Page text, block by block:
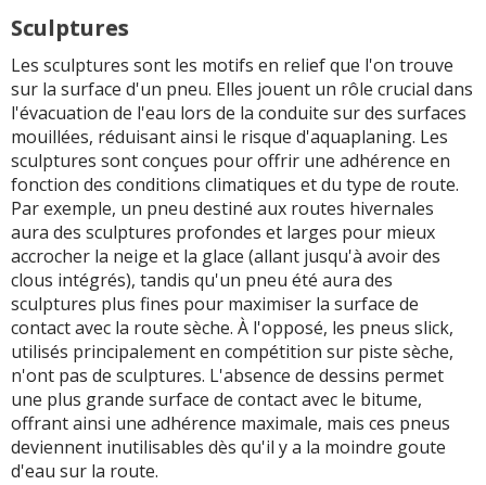
Sculptures
Les sculptures sont les motifs en relief que l'on trouve
sur la surface d'un pneu. Elles jouent un rôle crucial dans
l'évacuation de l'eau lors de la conduite sur des surfaces
mouillées, réduisant ainsi le risque d'aquaplaning. Les
sculptures sont conçues pour offrir une adhérence en
fonction des conditions climatiques et du type de route.
Par exemple, un pneu destiné aux routes hivernales
aura des sculptures profondes et larges pour mieux
accrocher la neige et la glace (allant jusqu'à avoir des
clous intégrés), tandis qu'un pneu été aura des
sculptures plus fines pour maximiser la surface de
contact avec la route sèche. À l'opposé, les pneus slick,
utilisés principalement en compétition sur piste sèche,
n'ont pas de sculptures. L'absence de dessins permet
une plus grande surface de contact avec le bitume,
offrant ainsi une adhérence maximale, mais ces pneus
deviennent inutilisables dès qu'il y a la moindre goute
d'eau sur la route.